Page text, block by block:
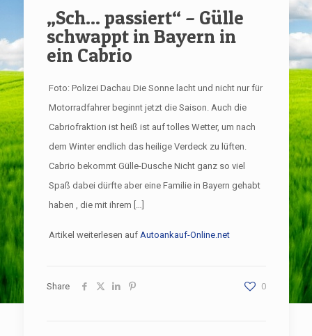
„Sch… passiert“ – Gülle
schwappt in Bayern in
ein Cabrio
Foto: Polizei Dachau Die Sonne lacht und nicht nur für
Motorradfahrer beginnt jetzt die Saison. Auch die
Cabriofraktion ist heiß ist auf tolles Wetter, um nach
dem Winter endlich das heilige Verdeck zu lüften.
Cabrio bekommt Gülle-Dusche Nicht ganz so viel
Spaß dabei dürfte aber eine Familie in Bayern gehabt
haben , die mit ihrem […]
Artikel weiterlesen auf Autoankauf-Online.net
Share 0